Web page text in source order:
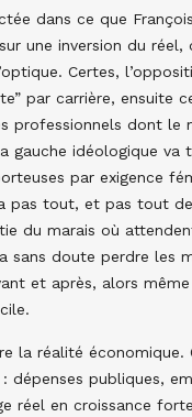
dans ce que
une inversion du
Certes,
par carrière, ensuite
professionnels dont le
gauche idéologique va
par exigence
pas tout, et pas tout
du marais où
sans doute perdre les
et après, alors
la réalité économique.
dépenses publiques,
réel en croissance